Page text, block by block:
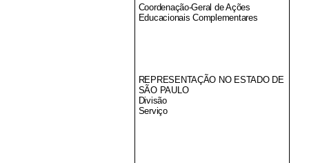
Coordenação-Geral de Ações
Educacionais Complementares
REPRESENTAÇÃO NO ESTADO DE
SÃO PAULO
Divisão
Serviço